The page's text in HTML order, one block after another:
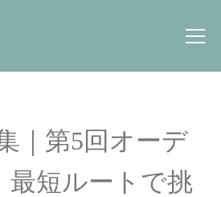
｜第5回オーデ
最短ルートで挑